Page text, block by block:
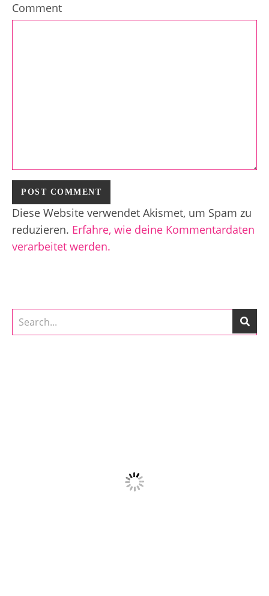
Comment
Diese Website verwendet Akismet, um Spam zu
reduzieren. Erfahre, wie deine Kommentardaten
verarbeitet werden.